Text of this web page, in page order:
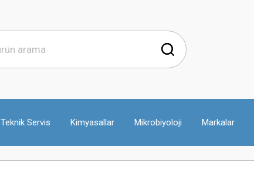
Teknik Servis Kimyasallar Mikrobiyoloji Markalar